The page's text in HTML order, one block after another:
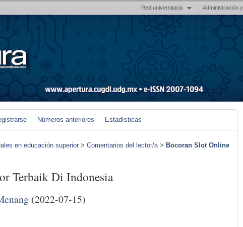
Red universitaria Administración
Números anteriores Estadísticas
en educación superior > Comentarios del lector/a> Bocoran Slot Online
Terbaik Di Indonesia
(2022-07-15)